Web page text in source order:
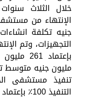
خلال الثلاث
التجهيزات، وتم
مليون جنيه متوسط
تنفيذ مستشفى
التنفيذ 100٪ بإعتماد 109 مليون جنيه.